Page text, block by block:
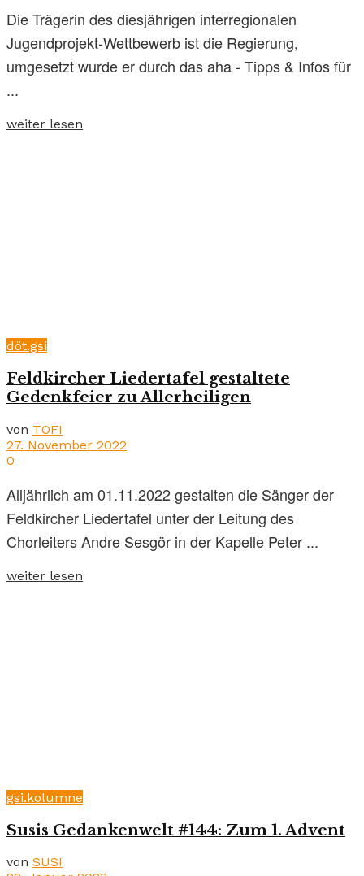
Die Trägerin des diesjährigen interregionalen
Jugendprojekt-Wettbewerb ist die Regierung,
umgesetzt wurde er durch das aha - Tipps & Infos für
...
weiter lesen
döt.gsi
Feldkircher Liedertafel gestaltete
Gedenkfeier zu Allerheiligen
von TOFI
27. November 2022
0
Alljährlich am 01.11.2022 gestalten die Sänger der
Feldkircher Liedertafel unter der Leitung des
Chorleiters Andre Sesgör in der Kapelle Peter ...
weiter lesen
gsi.kolumne
Susis Gedankenwelt #144: Zum 1. Advent
von SUSI